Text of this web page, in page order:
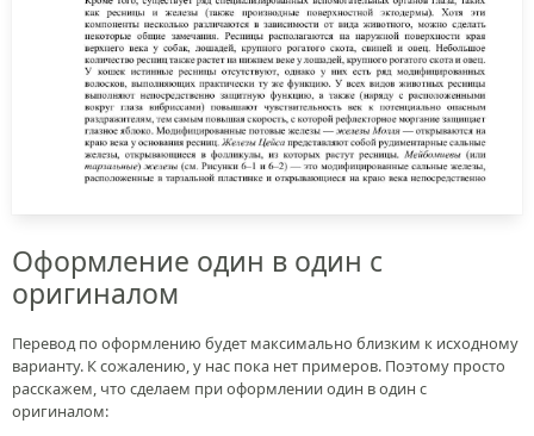
Оформление один в один с
оригиналом
Перевод по оформлению будет максимально близким к исходному
варианту. К сожалению, у нас пока нет примеров. Поэтому просто
расскажем, что сделаем при оформлении один в один с
оригиналом: